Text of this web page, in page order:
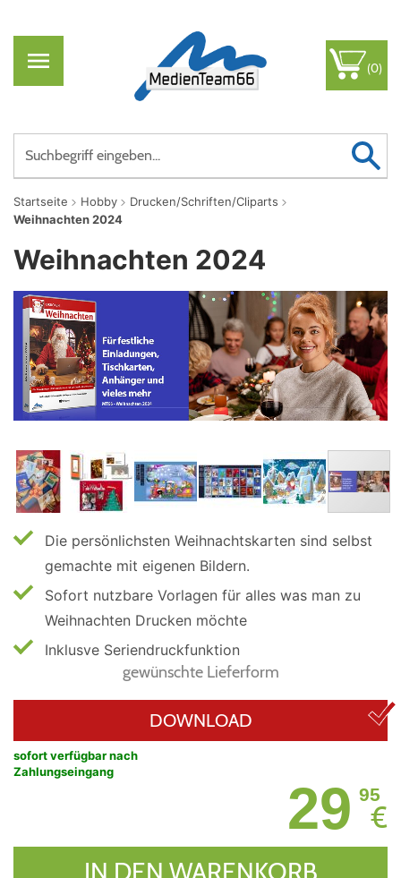
(0)
Startseite Hobby
Drucken/Schriften/Cliparts
Weihnachten 2024
Weihnachten 2024
Die persönlichsten Weihnachtskarten sind selbst
gemachte mit eigenen Bildern.
Sofort nutzbare Vorlagen für alles was man zu
Weihnachten Drucken möchte
Inklusve Seriendruckfunktion
gewünschte Lieferform
DOWNLOAD
sofort verfügbar nach
Zahlungseingang
29 95
€
IN DEN WARENKORB